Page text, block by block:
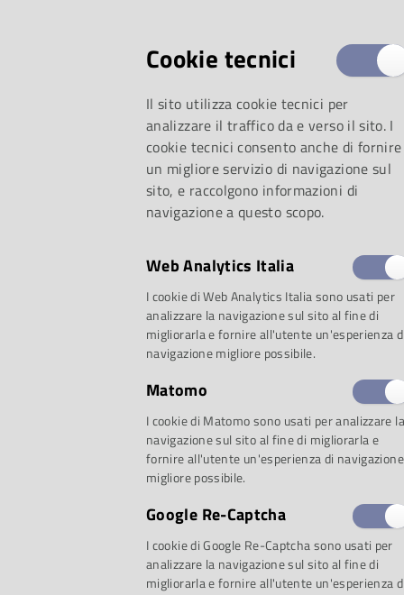
significativi del
programmadal 1
A quattro anni
italiana e dopo il
conferitogli da La
2023, l’artista
Cookie tecnici
Il sito utilizza cookie tecnici per
analizzare il traffico da e verso il sito. I
cookie tecnici consento anche di fornire
un migliore servizio di navigazione sul
sito, e raccolgono informazioni di
navigazione a questo scopo.
Web Analytics Italia
I cookie di Web Analytics Italia sono usati per
analizzare la navigazione sul sito al fine di
migliorarla e fornire all'utente un'esperienza
navigazione migliore possibile.
Matomo
I cookie di Matomo sono usati per analizzare la
navigazione sul sito al fine di migliorarla e
fornire all'utente un'esperienza di navigazione
migliore possibile.
Google Re-Captcha
I cookie di Google Re-Captcha sono usati per
analizzare la navigazione sul sito al fine di
migliorarla e fornire all'utente un'esperienza